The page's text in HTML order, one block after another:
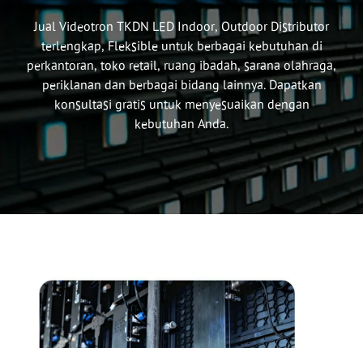
Jual Videotron TKDN LED Indoor, Outdoor Distributor
terlengkap, Fleksible untuk berbagai kebutuhan di
perkantoran, toko retail, ruang ibadah, sarana olahraga,
periklanan dan berbagai bidang lainnya. Dapatkan
konsultasi gratis untuk menyesuaikan dengan
kebutuhan Anda.